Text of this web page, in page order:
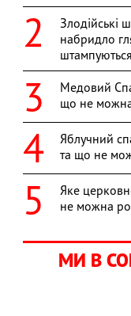
Злодійські
набридло
Медовий
що не
Яблучний
та що не
Яке
не можна
МИ В